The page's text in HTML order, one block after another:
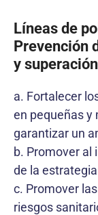
Líneas de
Prevención
y
a. Fortalecer
en pequeñas y
garantizar un
b. Promover al
de la
c. Promover
riesgos